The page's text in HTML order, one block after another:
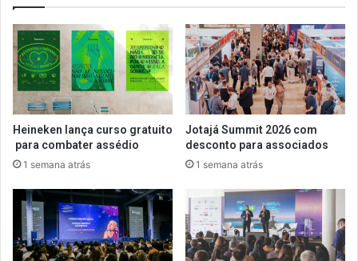
Heineken lança curso gratuito
para combater assédio
1 semana atrás
Jotajá Summit 2026 com
desconto para associados
1 semana atrás